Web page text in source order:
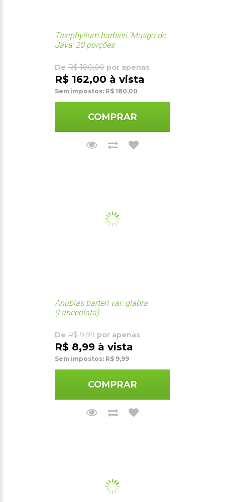
Taxiphyllum barbieri 'Musgo de
Java' 20 porções
De R$ 180,00 por apenas
R$ 162,00 à vista
Sem impostos: R$ 180,00
COMPRAR
Anubias barteri var. glabra
(Lanceolata)
De R$ 9,99 por apenas
R$ 8,99 à vista
Sem impostos: R$ 9,99
COMPRAR